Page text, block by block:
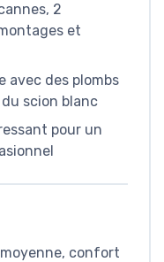
2
et
avec des plombs
scion blanc
pour un
confort